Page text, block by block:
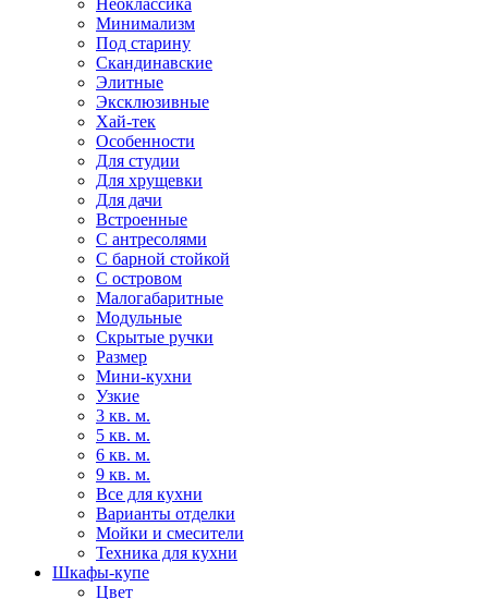
Неоклассика
Минимализм
Под старину
Скандинавские
Элитные
Эксклюзивные
Хай-тек
Особенности
Для студии
Для хрущевки
Для дачи
Встроенные
С антресолями
С барной стойкой
С островом
Малогабаритные
Модульные
Скрытые ручки
Размер
Мини-кухни
Узкие
3 кв. м.
5 кв. м.
6 кв. м.
9 кв. м.
Все для кухни
Варианты отделки
Мойки и смесители
Техника для кухни
Шкафы-купе
Цвет